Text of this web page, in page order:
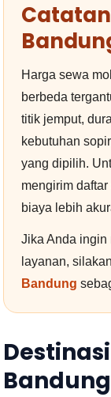
Harga sewa
berbeda
titik jemput,
kebutuhan
yang dipilih.
mengirim
biaya lebih
Jika Anda
layanan,
Bandung